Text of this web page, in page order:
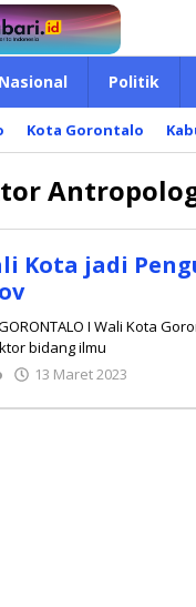
Nasional Politik
Kota Gorontalo
Kota jadi
GORONTALO I Wali Kota
bidang ilmu
13 Maret 2023